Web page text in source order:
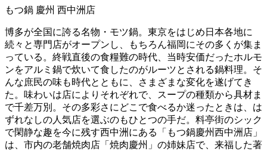
もつ鍋 慶州 西中洲店
博多が全国に誇る名物・モツ鍋。東京をはじめ日本各地に
続々と専門店がオープンし、もちろん福岡にその多くが集ま
っている。終戦直後の食糧難の時代、当時安価だったホルモ
ンをアルミ鍋で炊いて食したのがルーツとされる鍋料理。そ
んな庶民の味も時代とともに、さまざまな変化を遂げてき
た。味わいは店によりそれぞれで、スープの種類から具材ま
で千差万別。その多彩さにどこで食べるか迷ったときは、は
ずれなしの人気店を選ぶのもひとつの手だ。料亭街のシック
で閑静な趣を今に残す西中洲にある「もつ鍋慶州西中洲店」
は、市内の老舗焼肉店「焼肉慶州」の姉妹店で、来福した著